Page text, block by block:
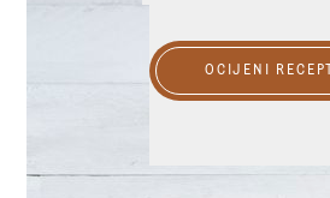
OCIJENI RECEPT